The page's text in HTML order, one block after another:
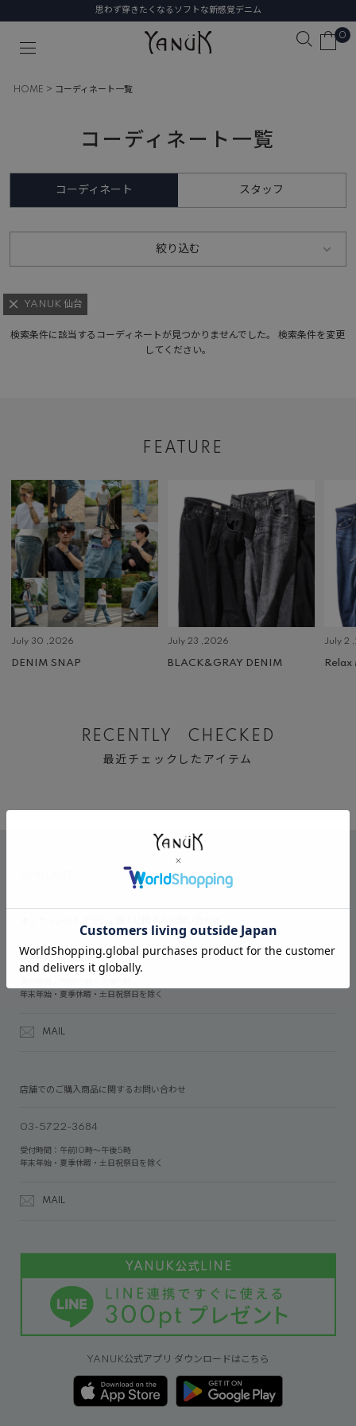
思わず穿きたくなるソフトな新感覚デニム
0
HOME コーディネート一覧
コーディネート一覧
コーディネート スタッフ
絞り込む
YANUK 仙台
検索条件に該当するコーディネートが見つかりませんでした。 検索条件を変更
してください。
FEATURE
July 30 ,2026
DENIM SNAP
July 23 ,2026
BLACK&GRAY DENIM
July 2
Relax
RECENTLY CHECKED
最近チェックしたアイテム
03-6809-2611
年末年始・夏季休暇・土日祝祭日を除く
MAIL
店舗でのご購入商品に関するお問い合わせ
03-5722-3684
受付時間：午前10時～午後5時
年末年始・夏季休暇・土日祝祭日を除く
MAIL
YANUK公式アプリ ダウンロードはこちら